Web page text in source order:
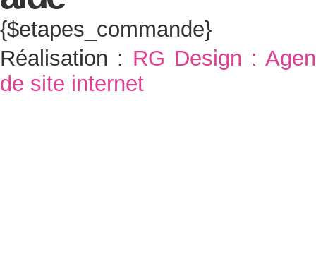
{$etapes_commande}
Réalisation : RG Design :
de site internet